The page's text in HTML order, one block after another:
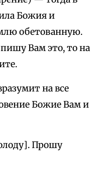
Божия и
обетованную.
Вам это, то на
на все
Божие Вам и
Прошу